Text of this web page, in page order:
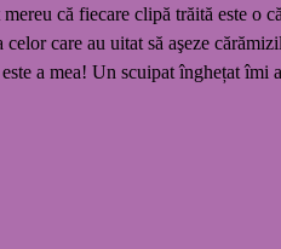
că fiecare clipă trăită este o
care au uitat să aşeze
a mea! Un scuipat înghețat îmi